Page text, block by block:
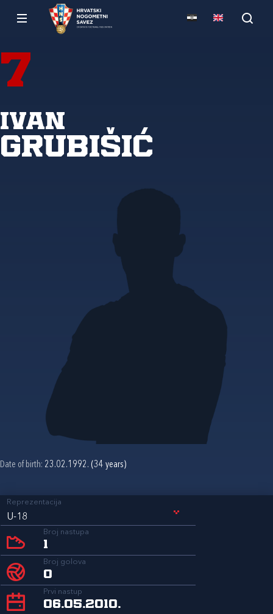
7
Ivan
Grubišić
Date of birth: 23.02.1992. (34 years)
Reprezentacija
U-18
Broj nastupa
1
Broj golova
0
Prvi nastup
06.05.2010.